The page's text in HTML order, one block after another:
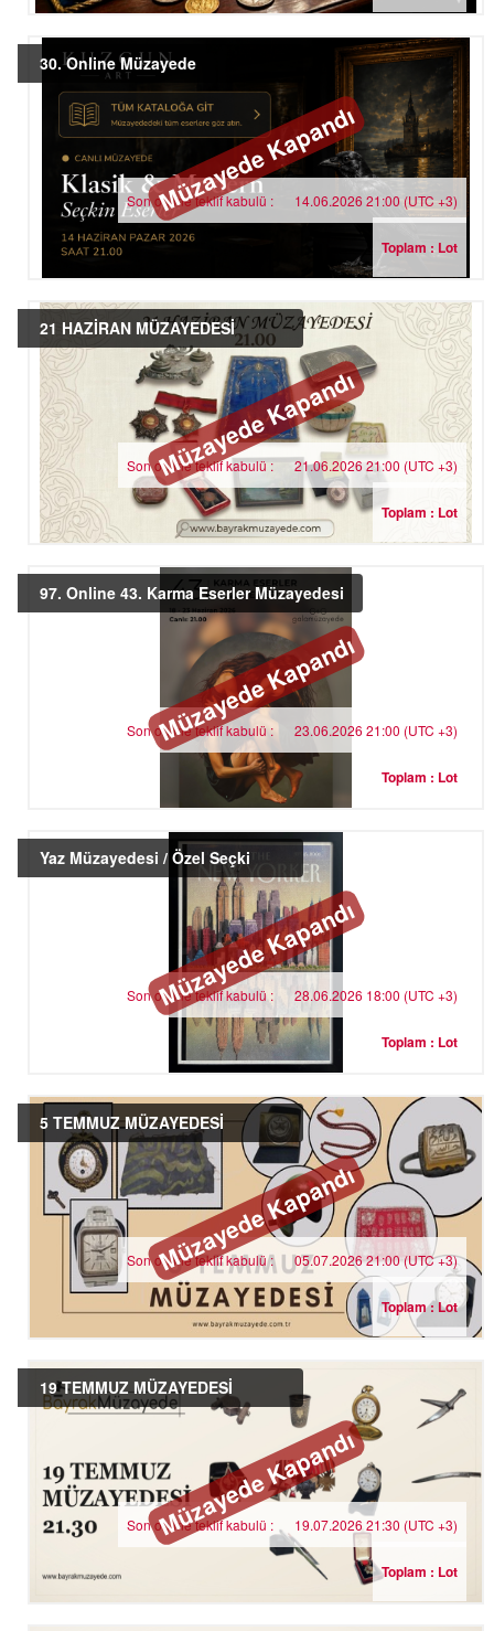
30. Online Müzayede
Müzayede Kapandı
Son online teklif kabulü : 14.06.2026 21:00 (UTC +3)
Toplam : Lot
21 HAZİRAN MÜZAYEDESİ
Müzayede Kapandı
Son online teklif kabulü : 21.06.2026 21:00 (UTC +3)
Toplam : Lot
97. Online 43. Karma Eserler Müzayedesi
Müzayede Kapandı
Son online teklif kabulü : 23.06.2026 21:00 (UTC +3)
Toplam : Lot
Yaz Müzayedesi / Özel Seçki
Müzayede Kapandı
Son online teklif kabulü : 28.06.2026 18:00 (UTC +3)
Toplam : Lot
5 TEMMUZ MÜZAYEDESİ
Müzayede Kapandı
Son online teklif kabulü : 05.07.2026 21:00 (UTC +3)
Toplam : Lot
19 TEMMUZ MÜZAYEDESİ
Müzayede Kapandı
Son online teklif kabulü : 19.07.2026 21:30 (UTC +3)
Toplam : Lot